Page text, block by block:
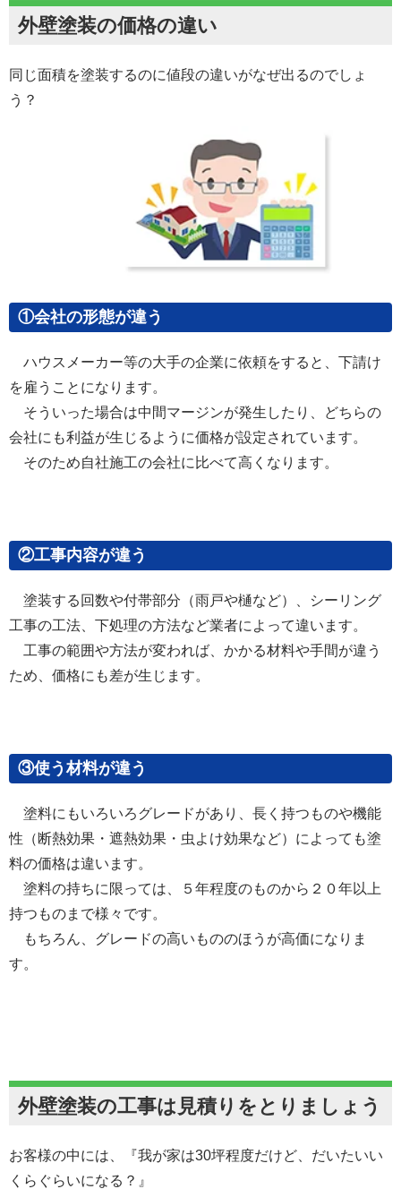
外壁塗装の価格の違い
同じ面積を塗装するのに値段の違いがなぜ出るのでしょ
う？
①会社の形態が違う
ハウスメーカー等の大手の企業に依頼をすると、下請け
を雇うことになります。
そういった場合は中間マージンが発生したり、どちらの
会社にも利益が生じるように価格が設定されています。
そのため自社施工の会社に比べて高くなります。
②工事内容が違う
塗装する回数や付帯部分（雨戸や樋など）、シーリング
工事の工法、下処理の方法など業者によって違います。
工事の範囲や方法が変われば、かかる材料や手間が違う
ため、価格にも差が生じます。
③使う材料が違う
塗料にもいろいろグレードがあり、長く持つものや機能
性（断熱効果・遮熱効果・虫よけ効果など）によっても塗
料の価格は違います。
塗料の持ちに限っては、５年程度のものから２０年以上
持つものまで様々です。
もちろん、グレードの高いもののほうが高価になりま
す。
外壁塗装の工事は見積りをとりましょう
お客様の中には、『我が家は30坪程度だけど、だいたいい
くらぐらいになる？』